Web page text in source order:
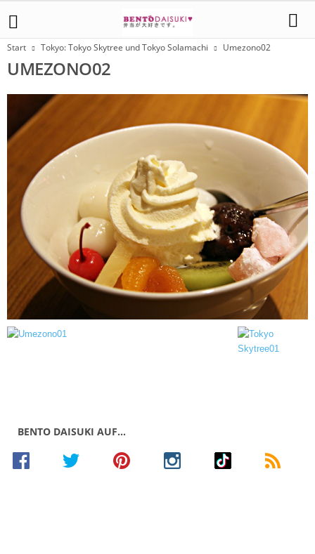
Start Tokyo: Tokyo Skytree und Tokyo Solamachi Umezono02
UMEZONO02
BENTO DAISUKI AUF…